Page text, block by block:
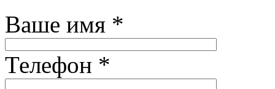
Ваше имя *
Телефон *